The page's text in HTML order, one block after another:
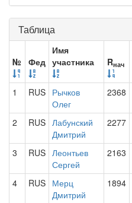
Таблица
№ Фед
Имя
участника
Rнач
1
RUS Рычков
Олег
2368
2 RUS Лабунский
Дмитрий
2277
3 RUS Леонтьев
Сергей
2163
4 RUS Мерц
Дмитрий
1894